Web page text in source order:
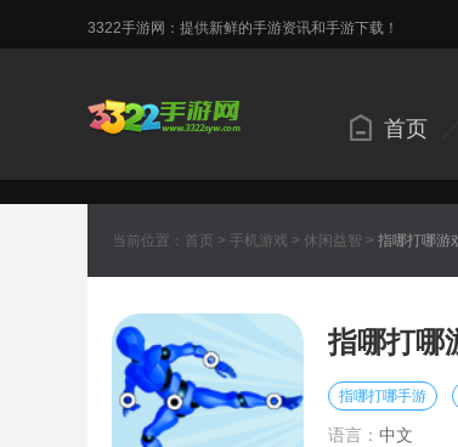
3322手游网：提供新鲜的手游资讯和手游下载！
首页
当前位置： 首页 > 手机游戏 > 休闲益智 > 指哪打哪游
指哪打哪
指哪打哪手游
语言： 中文